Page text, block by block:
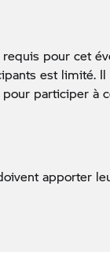
requis pour cet
est limité. Il
participer à
apporter